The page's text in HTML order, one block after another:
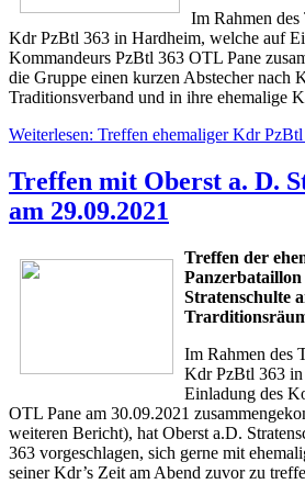
Im Rahmen des
Kdr PzBtl 363 in Hardheim, welche auf
Kommandeurs PzBtl 363 OTL Pane
die Gruppe einen kurzen Abstecher nach
Traditionsverband und in ihre ehemalige
Weiterlesen: Treffen ehemaliger Kdr
Treffen mit Oberst a. D.
am 29.09.2021
Treffen der
Stratenschulte
Im Rahmen des
Kdr PzBtl 363
Einladung des
OTL Pane am 30.09.2021
weiteren Bericht), hat Oberst a.D.
363 vorgeschlagen, sich gerne mit
seiner Kdr’s Zeit am Abend zuvor zu